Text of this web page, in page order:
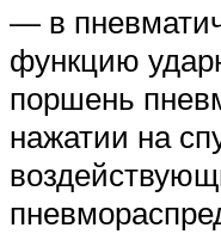
— в
функцию
поршень
нажатии на